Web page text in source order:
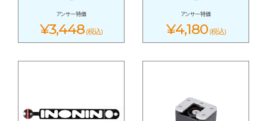
アンサー特価
¥3,448 (税込)
アンサー特価
¥4,180 (税込)